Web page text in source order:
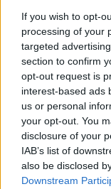
If you wish to opt-
processing of your
targeted
section to confirm
opt-out request is
interest-based ads
us or personal
your opt-out. You
disclosure of your
IAB’s list of
also be disclosed
Downstream
látszik ez
kérdőjellel;
oltásbiztonsági
4.
Muszáj e
és mtsai
amelyeket
"na, ezt baromi
ilyen. (És ezt